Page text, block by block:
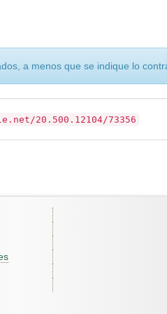
a menos que se indique lo
20.500.12104/73356